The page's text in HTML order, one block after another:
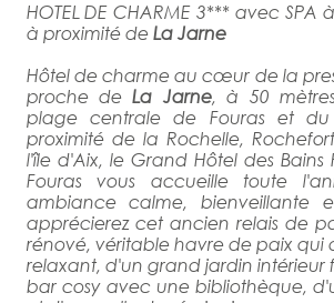
HOTEL DE CHARME 3*** avec SPA
à proximité de La Jarne
Hôtel de charme au cœur de la
proche deLa Jarne, à 50
plage centrale de Fouras et
proximité de la Rochelle,
l'île d'Aix, le Grand Hôtel des Bains
Fouras vous accueille toute
ambiance calme, bienveillante
apprécierez cet ancien relais de
rénové, véritable havre de paix qui
relaxant, d'un grand jardin intérieur
bar cosy avec une bibliothèque,